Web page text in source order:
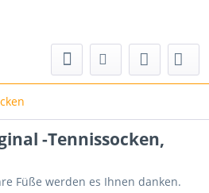
-Tennissocken,
Füße werden es Ihnen danken.